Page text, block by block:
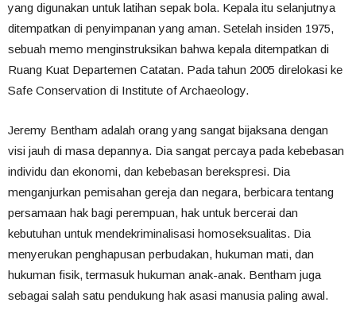
yang digunakan untuk latihan sepak bola. Kepala itu selanjutnya
ditempatkan di penyimpanan yang aman. Setelah insiden 1975,
sebuah memo menginstruksikan bahwa kepala ditempatkan di
Ruang Kuat Departemen Catatan. Pada tahun 2005 direlokasi ke
Safe Conservation di Institute of Archaeology.
Jeremy Bentham adalah orang yang sangat bijaksana dengan
visi jauh di masa depannya. Dia sangat percaya pada kebebasan
individu dan ekonomi, dan kebebasan berekspresi. Dia
menganjurkan pemisahan gereja dan negara, berbicara tentang
persamaan hak bagi perempuan, hak untuk bercerai dan
kebutuhan untuk mendekriminalisasi homoseksualitas. Dia
menyerukan penghapusan perbudakan, hukuman mati, dan
hukuman fisik, termasuk hukuman anak-anak. Bentham juga
sebagai salah satu pendukung hak asasi manusia paling awal.